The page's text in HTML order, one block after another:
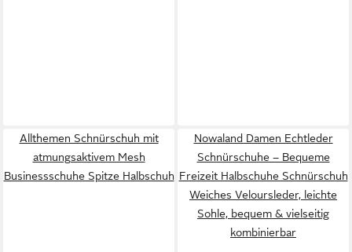
Allthemen Schnürschuh mit
atmungsaktivem Mesh
Businessschuhe Spitze Halbschuh
Nowaland Damen Echtleder
Schnürschuhe – Bequeme
Freizeit Halbschuhe Schnürschuh
Weiches Veloursleder, leichte
Sohle, bequem & vielseitig
kombinierbar